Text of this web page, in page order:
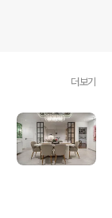
더보기